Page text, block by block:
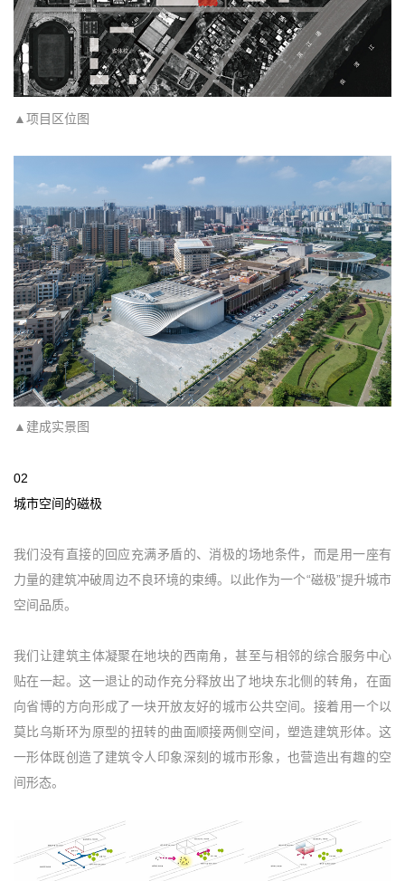
▲项目区位图
▲建成实景图
02
城市空间的磁极
我们没有直接的回应充满矛盾的、消极的场地条件，而是用一座有
力量的建筑冲破周边不良环境的束缚。以此作为一个“磁极”提升城市
空间品质。
我们让建筑主体凝聚在地块的西南角，甚至与相邻的综合服务中心
贴在一起。这一退让的动作充分释放出了地块东北侧的转角，在面
向省博的方向形成了一块开放友好的城市公共空间。接着用一个以
莫比乌斯环为原型的扭转的曲面顺接两侧空间，塑造建筑形体。这
一形体既创造了建筑令人印象深刻的城市形象，也营造出有趣的空
间形态。